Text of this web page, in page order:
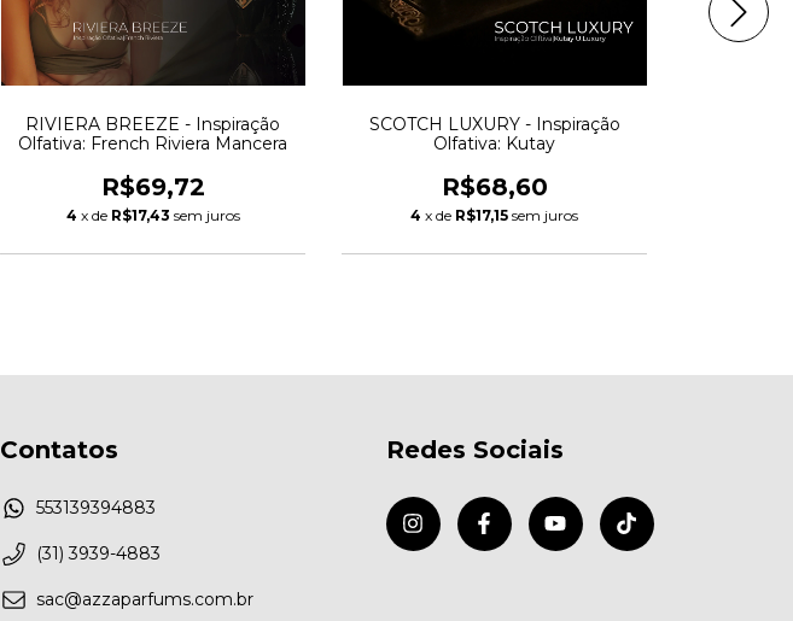
RIVIERA BREEZE - Inspiração
Olfativa: French Riviera Mancera
R$69,72
4 x de R$17,43 sem juros
SCOTCH LUXURY - Inspiração
Olfativa: Kutay
R$68,60
4 x de R$17,15 sem juros
Contatos
553139394883
(31) 3939-4883
sac@azzaparfums.com.br
Redes Sociais